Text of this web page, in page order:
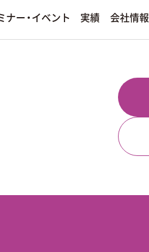
ナー・イベント 実績 会社情報
ケティング